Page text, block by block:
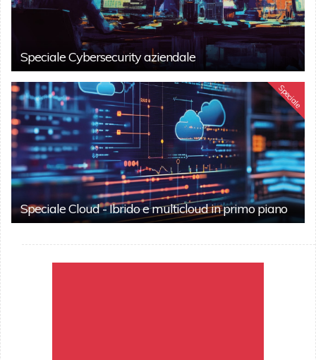
Speciale Cybersecurity aziendale
Speciale
Speciale Cloud - Ibrido e multicloud in primo piano